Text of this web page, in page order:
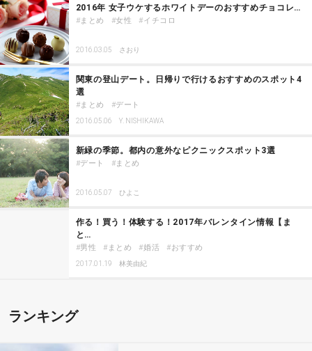
2016年 女子ウケするホワイトデーのおすすめチョコレ…
まとめ 女性 イチコロ
2016.03.05 さおり
関東の登山デート。日帰りで行けるおすすめのスポット4
選
まとめ デート
2016.05.06 Y. NISHIKAWA
新緑の季節。都内の意外なピクニックスポット3選
デート まとめ
2016.05.07 ひよこ
作る！買う！体験する！2017年バレンタイン情報【ま
と…
男性 まとめ 婚活 おすすめ
2017.01.19 林美由紀
ランキング